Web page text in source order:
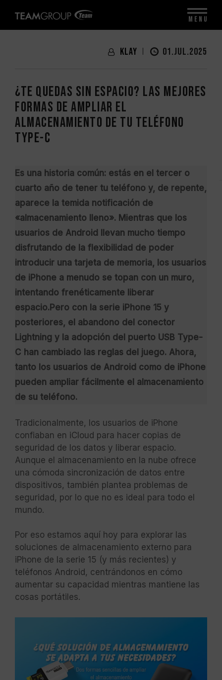
Klay 01.JUL.2025
¿Te quedas sin espacio? Las mejores
formas de ampliar el
almacenamiento de tu teléfono
Type-C
Es una historia común: estás en el tercer o
cuarto año de tener tu teléfono y, de repente,
aparece la temida notificación de
«almacenamiento lleno». Mientras que los
usuarios de Android llevan mucho tiempo
disfrutando de la flexibilidad de poder
introducir una tarjeta de memoria, los usuarios
de iPhone a menudo se topan con un muro,
intentando frenéticamente liberar
espacio.Pero con la serie iPhone 15 y
posteriores, el abandono del conector
Lightning y la adopción del puerto USB Type-
C han cambiado las reglas del juego. Ahora,
tanto los usuarios de Android como de iPhone
pueden ampliar fácilmente el almacenamiento
de su teléfono.
Tradicionalmente, los usuarios de iPhone
confiaban en iCloud para hacer copias de
seguridad de los datos y liberar espacio.
Aunque el almacenamiento en la nube ofrece
una cómoda sincronización de datos entre
dispositivos, también plantea problemas de
seguridad, por lo que no es ideal para todo el
mundo.
Por eso estamos aquí hoy para explorar las
soluciones de almacenamiento externo para
iPhone de la serie 15 (y más recientes) y
teléfonos Android, centrándonos en cómo
aumentar su capacidad mientras mantiene las
cosas portátiles.
MENU